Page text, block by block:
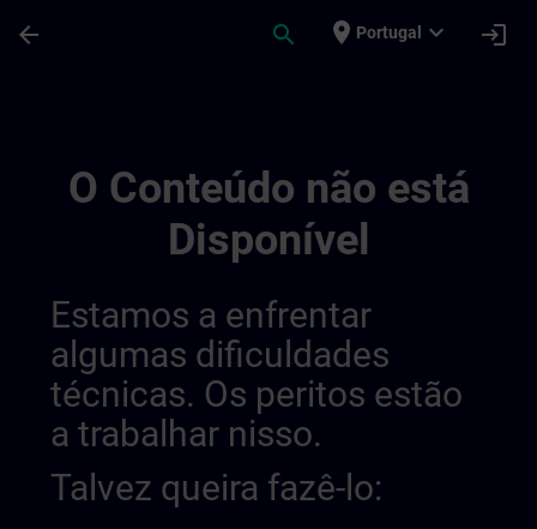
arrow_back search place Portugal expand_more login
O Conteúdo não está
Disponível
Estamos a enfrentar
algumas dificuldades
técnicas. Os peritos estão
a trabalhar nisso.
Talvez queira fazê-lo: